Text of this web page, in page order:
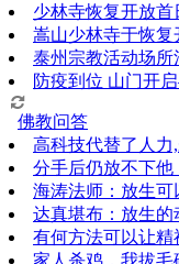
少林寺恢复开放
嵩山少林寺于恢
泰州宗教活动场
防疫到位 山门开
佛教问答
高科技代替了人力
分手后仍放不下他
海涛法师：放生可
达真堪布：放生
有何方法可以让精
家人杀鸡，我拔毛